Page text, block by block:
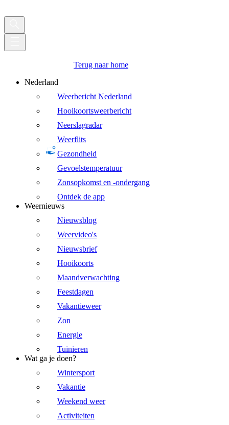
Terug naar home
Nederland
Weerbericht Nederland
Hooikoortsweerbericht
Neerslagradar
Weerflits
Gezondheid
Gevoelstemperatuur
Zonsopkomst en -ondergang
Ontdek de app
Weernieuws
Nieuwsblog
Weervideo's
Nieuwsbrief
Hooikoorts
Maandverwachting
Feestdagen
Vakantieweer
Zon
Energie
Tuinieren
Wat ga je doen?
Wintersport
Vakantie
Weekend weer
Activiteiten